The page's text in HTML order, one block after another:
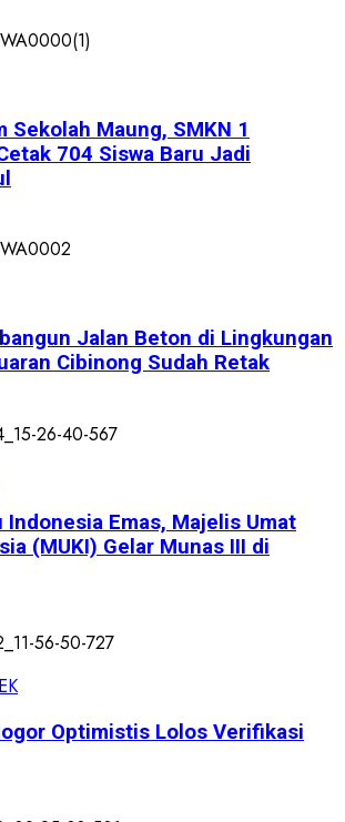
Sekolah Maung, SMKN 1
704 Siswa Baru Jadi
Jalan Beton di Lingkungan
Cibinong Sudah Retak
Emas, Majelis Umat
(MUKI) Gelar Munas III di
Optimistis Lolos Verifikasi